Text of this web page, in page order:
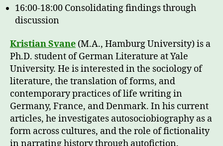
16:00-18:00 Consolidating findings through
discussion
Kristian Svane (M.A., Hamburg University) is a
Ph.D. student of German Literature at Yale
University. He is interested in the sociology of
literature, the translation of forms, and
contemporary practices of life writing in
Germany, France, and Denmark. In his current
articles, he investigates autosociobiography as a
form across cultures, and the role of fictionality